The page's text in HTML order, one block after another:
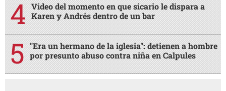
Video del momento en que sicario le dispara a
Karen y Andrés dentro de un bar
"Era un hermano de la iglesia": detienen a hombre
por presunto abuso contra niña en Calpules